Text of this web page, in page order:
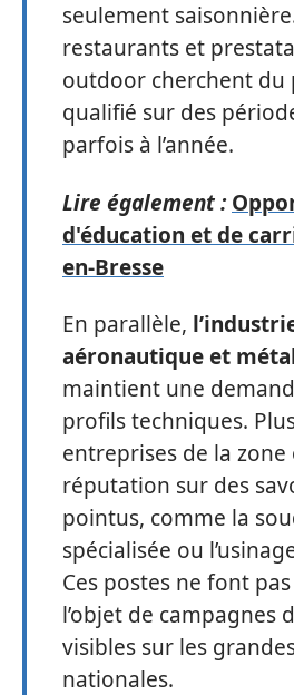
seulement
restaurants et
outdoor cherchent du
qualifié sur des
parfois à l’année.
Lire également :
d'éducation et de
en-Bresse
En parallèle,
aéronautique et
maintient une
profils techniques.
entreprises de la
réputation sur des
pointus, comme la
spécialisée ou
Ces postes ne font
l’objet de campagnes
visibles sur les
nationales.